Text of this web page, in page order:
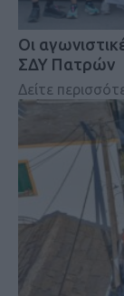
Οι
ΣΔΥ Πατρών
Δείτε